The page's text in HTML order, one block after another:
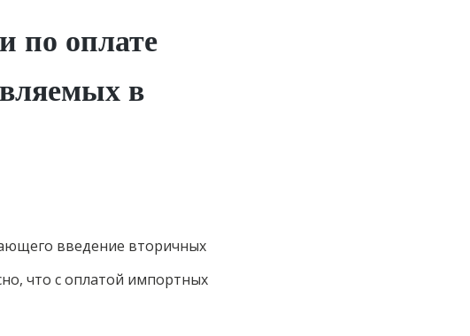
по оплате
в
введение вторичных
что с оплатой импортных